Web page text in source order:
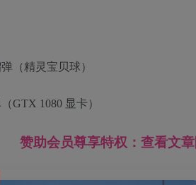
（精灵宝贝球）
GTX 1080 显卡）
赞助会员尊享特权：查看文